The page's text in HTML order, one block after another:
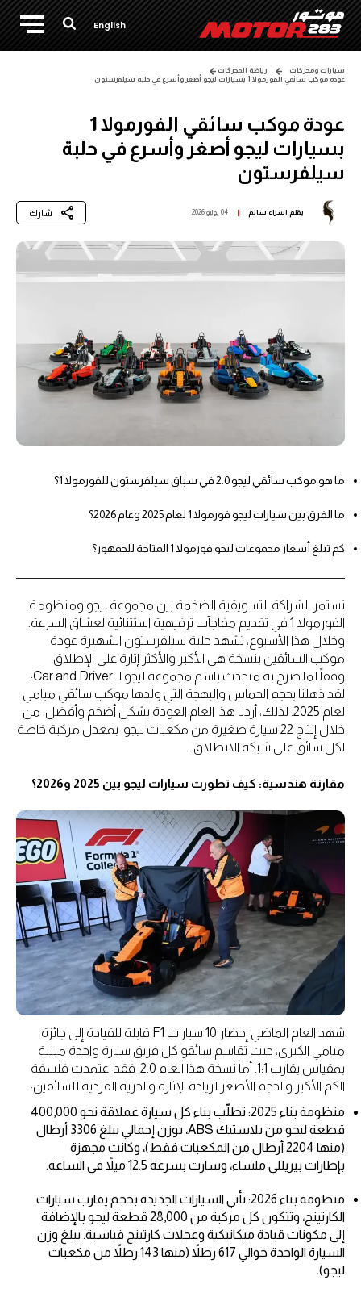
English
سيارات ومحركات
رياضة المحركات
عودة موكب سائقي الفورمولا 1 بسيارات ليجو أصغر وأسرع في حلبة سيلفرستون
عودة موكب سائقي الفورمولا 1
بسيارات ليجو أصغر وأسرع في حلبة
سيلفرستون
بقلم اسراء سالم 04 يوليو 2026 شارك
ما هو موكب سائقي ليجو 2.0 في سباق سيلفرستون للفورمولا 1؟
ما الفرق بين سيارات ليجو فورمولا 1 لعام 2025 وعام 2026؟
كم تبلغ أسعار مجموعات ليجو فورمولا 1 المتاحة للجمهور؟
تستمر الشراكة التسويقية الضخمة بين مجموعة ليجو ومنظومة
الفورمولا 1 في تقديم مفاجآت ترفيهية استثنائية لعشاق السرعة.
وخلال هذا الأسبوع، تشهد حلبة سيلفرستون الشهيرة عودة
موكب السائقين بنسخة هي الأكبر والأكثر إثارة على الإطلاق.
وفقاً لما صرح به متحدث باسم مجموعة ليجو لـ Car and Driver:
لقد ذهلنا بحجم الحماس والبهجة التي ولدها موكب سائقي ميامي
لعام 2025. لذلك، أردنا هذا العام العودة بشكل أضخم وأفضل، من
خلال إنتاج 22 سيارة صغيرة من مكعبات ليجو، بمعدل مركبة خاصة
لكل سائق على شبكة الانطلاق.
مقارنة هندسية: كيف تطورت سيارات ليجو بين 2025 و2026؟
شهد العام الماضي إحضار 10 سيارات F1 قابلة للقيادة إلى جائزة
ميامي الكبرى، حيث تقاسم سائقو كل فريق سيارة واحدة مبنية
بمقياس يقارب 1:1. أما نسخة هذا العام 2.0، فقد اعتمدت فلسفة
الكم الأكبر والحجم الأصغر لزيادة الإثارة والحرية الفردية للسائقين:
منظومة بناء 2025: تطلّب بناء كل سيارة عملاقة نحو 400,000
قطعة ليجو من بلاستيك ABS، بوزن إجمالي يبلغ 3306 أرطال
(منها 2204 أرطال من المكعبات فقط)، وكانت مجهزة
بإطارات بيريللي ملساء، وسارت بسرعة 12.5 ميلاً في الساعة.
منظومة بناء 2026: تأتي السيارات الجديدة بحجم يقارب سيارات
الكارتينج، وتتكون كل مركبة من 28,000 قطعة ليجو بالإضافة
إلى مكونات قيادة ميكانيكية وعجلات كارتينج قياسية. يبلغ وزن
السيارة الواحدة حوالي 617 رطلاً (منها 143 رطلاً من مكعبات
ليجو).